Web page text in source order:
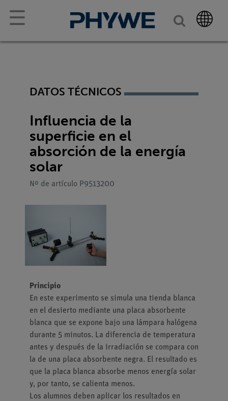
☰
DATOS TÉCNICOS
Influencia de la
superficie en el
absorción de la energía
solar
Nº de artículo P9513200
Principio
En este experimento se simula una tienda blanca
en el desierto mediante una placa absorbente
blanca que se expone bajo una lámpara halógena
durante 5 minutos. La diferencia de temperatura
antes y después de la irradiación se compara con
la de una placa absorbente negra. El resultado es
que la placa blanca absorbe menos energía solar
y, por tanto, se calienta menos.
Los alumnos deben aplicar los resultados en